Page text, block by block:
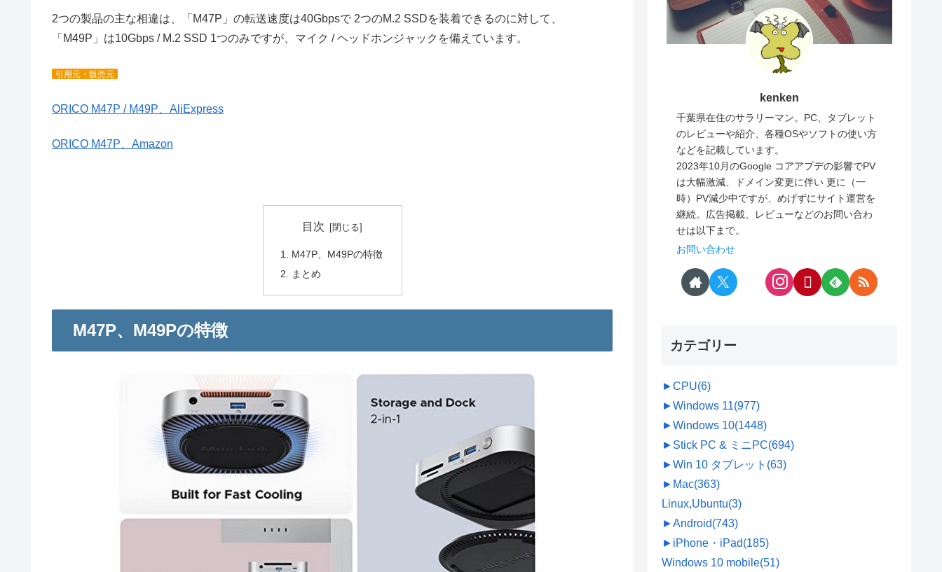
2つの製品の主な相違は、「M47P」の転送速度は40Gbpsで 2つのM.2 SSDを装着できるのに対して、
「M49P」は10Gbps / M.2 SSD 1つのみですが、マイク / ヘッドホンジャックを備えています。
引用元・販売元
ORICO M47P / M49P、AliExpress
ORICO M47P、Amazon
目次
M47P、M49Pの特徴
まとめ
M47P、M49Pの特徴
kenken
千葉県在住のサラリーマン。PC、タブレット
のレビューや紹介、各種OSやソフトの使い方
などを記載しています。
2023年10月のGoogle コアアプデの影響でPV
は大幅激減、ドメイン変更に伴い 更に（一
時）PV減少中ですが、めげずにサイト運営を
継続。広告掲載、レビューなどのお問い合わ
せは以下まで。
お問い合わせ
カテゴリー
►CPU(6)
►Windows 11(977)
►Windows 10(1448)
► Stick PC & ミニPC(694)
►Win 10 タブレット (63)
► Mac(363)
Linux,Ubuntu(3)
►Android(743)
► iPhone・iPad(185)
Windows 10 mobile(51)